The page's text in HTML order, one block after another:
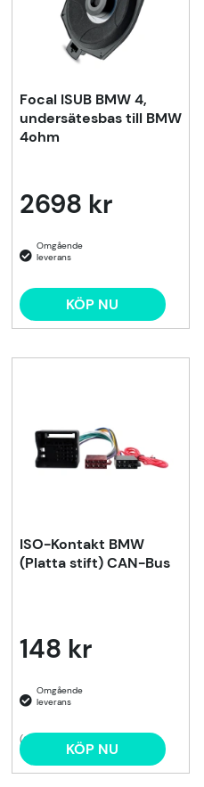
Focal ISUB BMW 4,
undersätesbas till BMW
4ohm
2698 kr
KÖP NU
ISO-Kontakt BMW
(Platta stift) CAN-Bus
148 kr
(2) KÖP NU